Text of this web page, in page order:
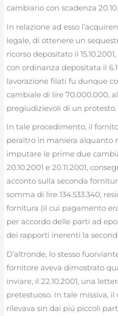
cambiario con scadenza
In relazione ad esso
legale, di ottenere un
ricorso depositato il
con ordinanza depositata il
lavorazione filati fu dunque
cambiale di lire 70.000.000,
pregiudizievoli di un protesto.
In tale procedimento, il
peraltro in maniera alquanto
imputare le prime due
20.10.2001 e 20.11.2001,
acconto sulla seconda
somma di lire 134.533.340,
fornitura (il cui pagamento
per accordo delle parti ad
dei rapporti inerenti la
D’altronde, lo stesso
fornitore aveva dimostrato
inviare, il 22.10.2001, una
pretestuoso. In tale missiva,
rilevava sin dai piú piccoli